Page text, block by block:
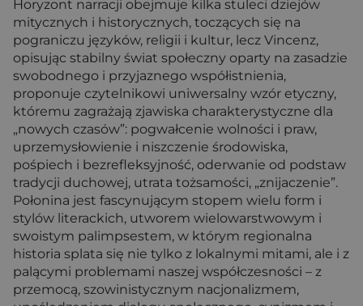
Horyzont narracji obejmuje kilka stuleci dziejów
mitycznych i historycznych, toczących się na
pograniczu języków, religii i kultur, lecz Vincenz,
opisując stabilny świat społeczny oparty na zasadzie
swobodnego i przyjaznego współistnienia,
proponuje czytelnikowi uniwersalny wzór etyczny,
któremu zagrażają zjawiska charakterystyczne dla
„nowych czasów”: pogwałcenie wolności i praw,
uprzemysłowienie i niszczenie środowiska,
pośpiech i bezrefleksyjność, oderwanie od podstaw
tradycji duchowej, utrata tożsamości, „znijaczenie”.
Połonina jest fascynującym stopem wielu form i
stylów literackich, utworem wielowarstwowym i
swoistym palimpsestem, w którym regionalna
historia splata się nie tylko z lokalnymi mitami, ale i z
palącymi problemami naszej współczesności – z
przemocą, szowinistycznym nacjonalizmem,